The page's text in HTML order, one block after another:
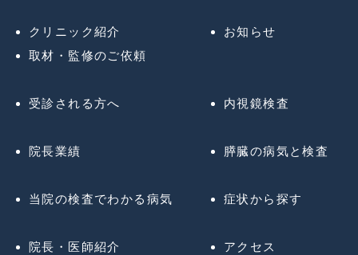
クリニック紹介
取材・監修のご依頼
お知らせ
受診される方へ 内視鏡検査
院長業績 膵臓の病気と検査
当院の検査でわかる病気 症状から探す
院長・医師紹介 アクセス